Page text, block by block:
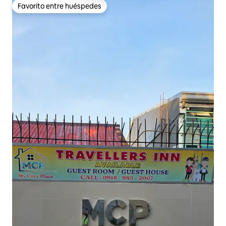
Favorito entre huéspedes
Favorito entre huéspedes